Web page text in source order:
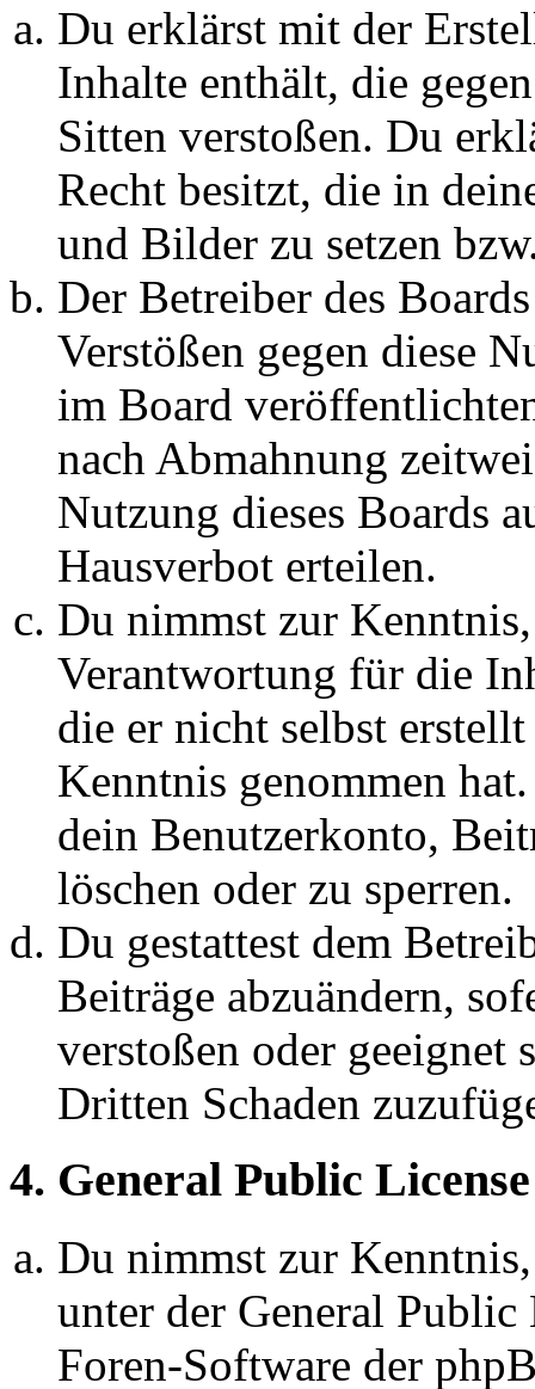
Du erklärst mit der
Inhalte enthält, die
Sitten verstoßen. Du
Recht besitzt, die in
und Bilder zu setzen
Der Betreiber des
Verstößen gegen diese
im Board
nach Abmahnung
Nutzung dieses Boards
Hausverbot erteilen.
Du nimmst zur
Verantwortung für die
die er nicht selbst
Kenntnis genommen
dein Benutzerkonto,
löschen oder zu sperren.
Du gestattest dem
Beiträge abzuändern,
verstoßen oder geeignet
Dritten Schaden
4. General Public License
Du nimmst zur
unter der General
Foren-Software der